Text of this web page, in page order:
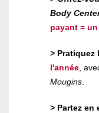
Body
payant =
> Pratiquez
l'année ,
Mougins
> Partez en